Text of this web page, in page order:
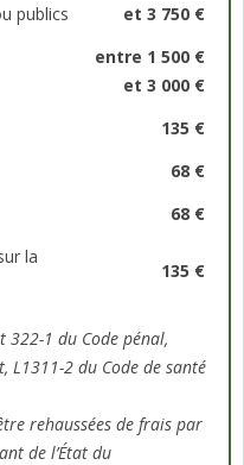
publics
et 3 750 €
entre 1 500 €
et 3 000 €
135 €
68 €
68 €
la
135 €
322-1 du Code pénal,
L1311-2 du Code de santé
rehaussées de frais par
de l’État du